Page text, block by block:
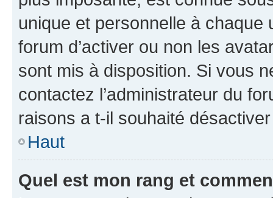
unique et personnelle à chaque
forum d’activer ou non les
sont mis à disposition. Si vous
contactez l’administrateur du
raisons a t-il souhaité
Haut
Quel est mon rang et